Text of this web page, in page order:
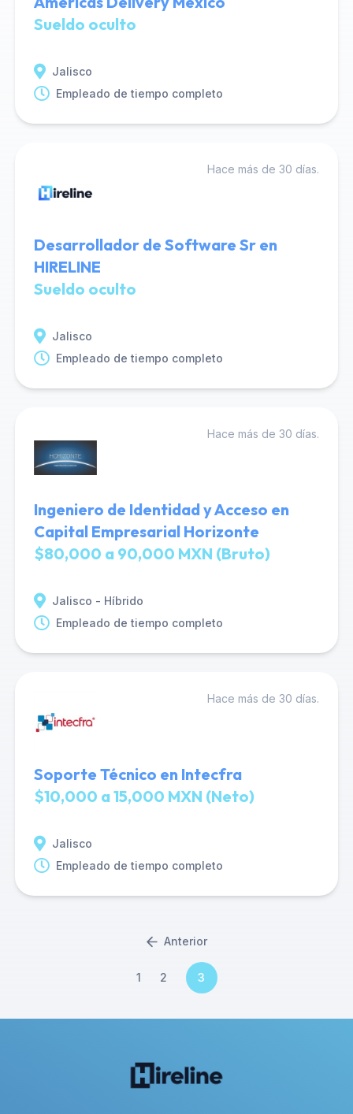
Sueldo oculto
Jalisco
Empleado de tiempo completo
Hace más de 30 días.
Desarrollador de Software Sr en
HIRELINE
Sueldo oculto
Jalisco
Empleado de tiempo completo
Hace más de 30 días.
Ingeniero de Identidad y Acceso en
Capital Empresarial Horizonte
$80,000 a 90,000 MXN (Bruto)
Jalisco - Híbrido
Empleado de tiempo completo
Hace más de 30 días.
Soporte Técnico en Intecfra
$10,000 a 15,000 MXN (Neto)
Jalisco
Empleado de tiempo completo
Anterior
1 2 3